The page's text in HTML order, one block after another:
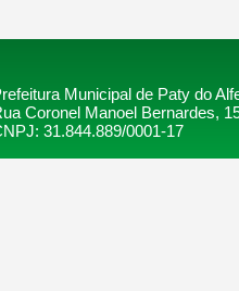
Municipal de Paty do
Coronel Manoel Bernardes,
31.844.889/0001-17